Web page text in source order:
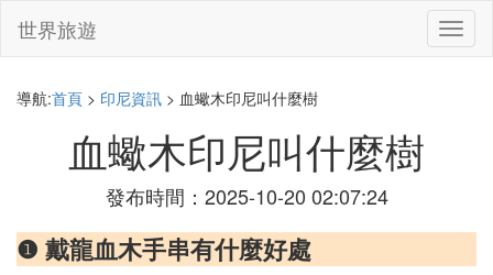
切
換
世界旅遊
導航:首頁 > 印尼資訊 > 血蠍木印尼叫什麼樹
血蠍木印尼叫什麼樹
發布時間：2025-10-20 02:07:24
❶ 戴龍血木手串有什麼好處